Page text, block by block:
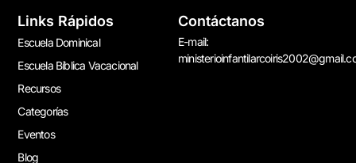
Links Rápidos
Escuela Dominical
Escuela Bíblica Vacacional
Recursos
Categorías
Eventos
Blog
Contáctanos
E-mail: